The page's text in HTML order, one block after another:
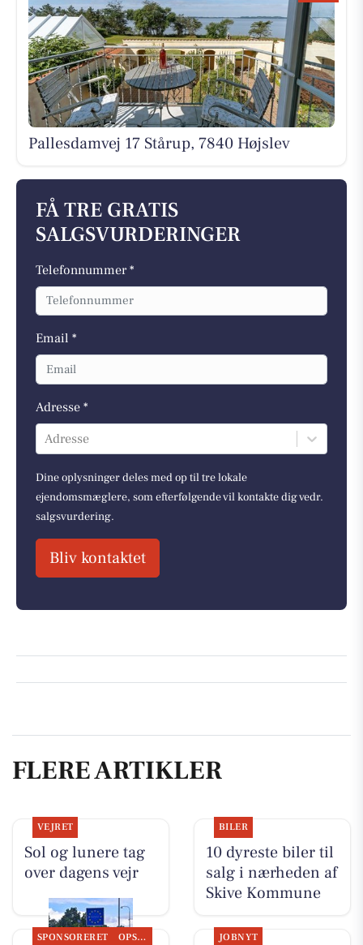
Pallesdamvej 17 Stårup, 7840 Højslev
FÅ TRE GRATIS
SALGSVURDERINGER
Telefonnummer *
Email *
Adresse *
Adresse
Dine oplysninger deles med op til tre lokale
ejendomsmæglere, som efterfølgende vil kontakte dig vedr.
salgsvurdering.
Bliv kontaktet
FLERE ARTIKLER
VEJRET
Sol og lunere tag
over dagens vejr
BILER
10 dyreste biler til
salg i nærheden af
Skive Kommune
SPONSORERET OPSLAGSTAVLEN JOBNYT